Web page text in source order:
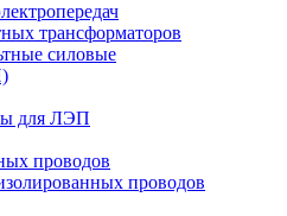
трансформаторов
силовые
для ЛЭП
проводов
проводов